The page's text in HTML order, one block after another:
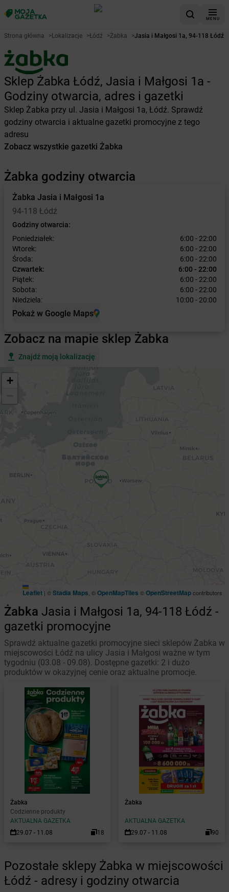
MENU
Strona główna >Lokalizacje >Łódź >Żabka >Jasia i Małgosi 1a, 94-118 Łódź
Sklep Żabka Łódź, Jasia i Małgosi 1a -
Godziny otwarcia, adres i gazetki
Sklep Żabka przy ul. Jasia i Małgosi 1a, Łódź. Sprawdź
godziny otwarcia i aktualne gazetki promocyjne z tego
adresu
Zobacz wszystkie gazetki Żabka
Żabka godziny otwarcia
Żabka Jasia i Małgosi 1a
94-118 Łódź
Godziny otwarcia:
Poniedziałek:
6:00 - 22:00
Wtorek:
6:00 - 22:00
Środa:
6:00 - 22:00
Czwartek:
6:00 - 22:00
Piątek:
6:00 - 22:00
Sobota:
6:00 - 22:00
Niedziela:
10:00 - 20:00
Pokaż w Google Maps
Zobacz na mapie sklep Żabka
Znajdź moją lokalizację
+
Leaflet | ©Stadia Maps , ©OpenMapTiles ©OpenStreetMapcontributors
Żabka Jasia i Małgosi 1a, 94-118 Łódź -
gazetki promocyjne
Sprawdź aktualne gazetki promocyjne sieci sklepów Żabka w
miejscowości Łódź na ulicy Jasia i Małgosi ważne w tym
tygodniu (03.08 - 09.08). Dostępne gazetki: 2 i dużo
produktów w okazyjnej cenie oraz aktualne promocje.
Żabka
Codzienne produkty
AKTUALNA GAZETKA
29.07 - 11.08
18
Żabka
AKTUALNA GAZETKA
29.07 - 11.08
90
Pozostałe sklepy Żabka w miejscowości
Łódź - adresy i godziny otwarcia